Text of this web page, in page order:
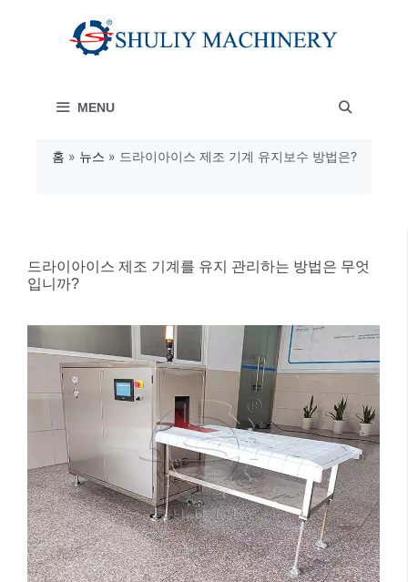
MENU
홈 » 뉴스 » 드라이아이스 제조 기계 유지보수 방법은?
드라이아이스 제조 기계를 유지 관리하는 방법은 무엇
입니까?